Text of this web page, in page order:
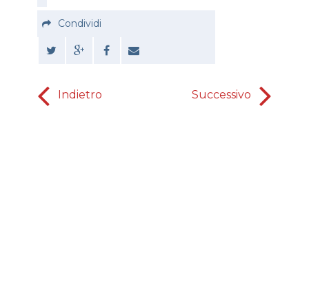
Condividi
Indietro Successivo La